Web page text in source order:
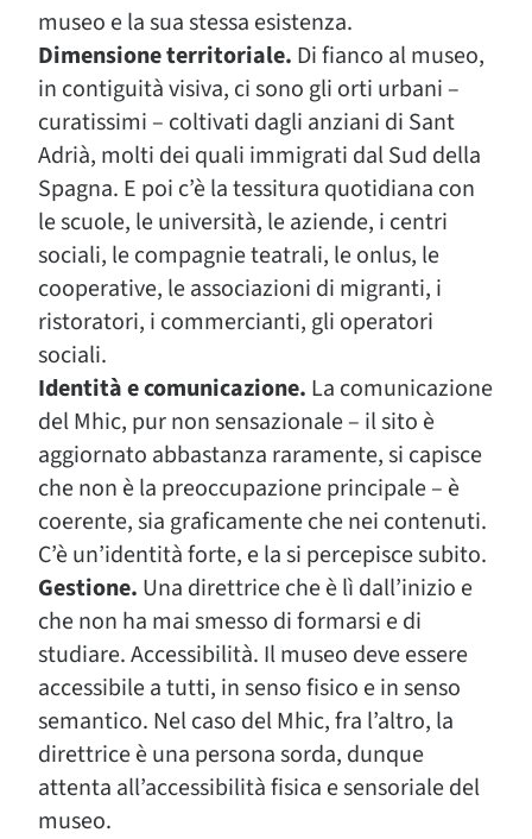
museo e la sua stessa esistenza.
Dimensione territoriale. Di fianco al museo,
in contiguità visiva, ci sono gli orti urbani –
curatissimi – coltivati dagli anziani di Sant
Adrià, molti dei quali immigrati dal Sud della
Spagna. E poi c’è la tessitura quotidiana con
le scuole, le università, le aziende, i centri
sociali, le compagnie teatrali, le onlus, le
cooperative, le associazioni di migranti, i
ristoratori, i commercianti, gli operatori
sociali.
Identità e comunicazione. La comunicazione
del Mhic, pur non sensazionale – il sito è
aggiornato abbastanza raramente, si capisce
che non è la preoccupazione principale – è
coerente, sia graficamente che nei contenuti.
C’è un’identità forte, e la si percepisce subito.
Gestione. Una direttrice che è lì dall’inizio e
che non ha mai smesso di formarsi e di
studiare. Accessibilità. Il museo deve essere
accessibile a tutti, in senso fisico e in senso
semantico. Nel caso del Mhic, fra l’altro, la
direttrice è una persona sorda, dunque
attenta all’accessibilità fisica e sensoriale del
museo.